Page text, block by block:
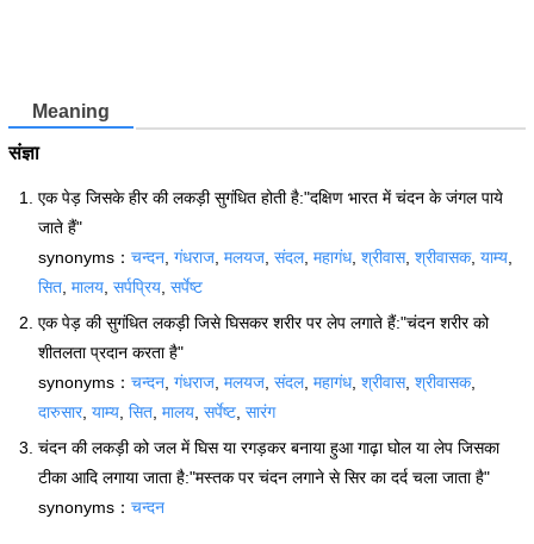
Meaning
संज्ञा
एक पेड़ जिसके हीर की लकड़ी सुगंधित होती है:"दक्षिण भारत में चंदन के जंगल पाये
जाते हैं"
synonyms： चन्दन गंधराज मलयज संदल, महागंध, श्रीवास, श्रीवासक, याम्य
सित मालय सर्पप्रिय सर्पेष्ट
एक पेड़ की सुगंधित लकड़ी जिसे घिसकर शरीर पर लेप लगाते हैं:"चंदन शरीर को
शीतलता प्रदान करता है"
synonyms： चन्दन गंधराज मलयज संदल, महागंध, श्रीवास, श्रीवासक,
दारुसार, याम्य सित मालय सर्पेष्ट सारंग
चंदन की लकड़ी को जल में घिस या रगड़कर बनाया हुआ गाढ़ा घोल या लेप जिसका
टीका आदि लगाया जाता है:"मस्तक पर चंदन लगाने से सिर का दर्द चला जाता है"
synonyms： चन्दन